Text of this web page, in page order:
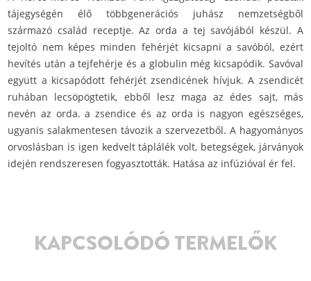
tájegységén élő többgenerációs juhász nemzetségből
származó család receptje. Az orda a tej savójából készül. A
tejoltó nem képes minden fehérjét kicsapni a savóból, ezért
hevítés után a tejfehérje és a globulin még kicsapódik. Savóval
együtt a kicsapódott fehérjét zsendicének hívjuk. A zsendicét
ruhában lecsöpögtetik, ebből lesz maga az édes sajt, más
nevén az orda. a zsendice és az orda is nagyon egészséges,
ugyanis salakmentesen távozik a szervezetből. A hagyományos
orvoslásban is igen kedvelt táplálék volt, betegségek, járványok
idején rendszeresen fogyasztották. Hatása az infúzióval ér fel.
KAPCSOLÓDÓ TERMELŐK